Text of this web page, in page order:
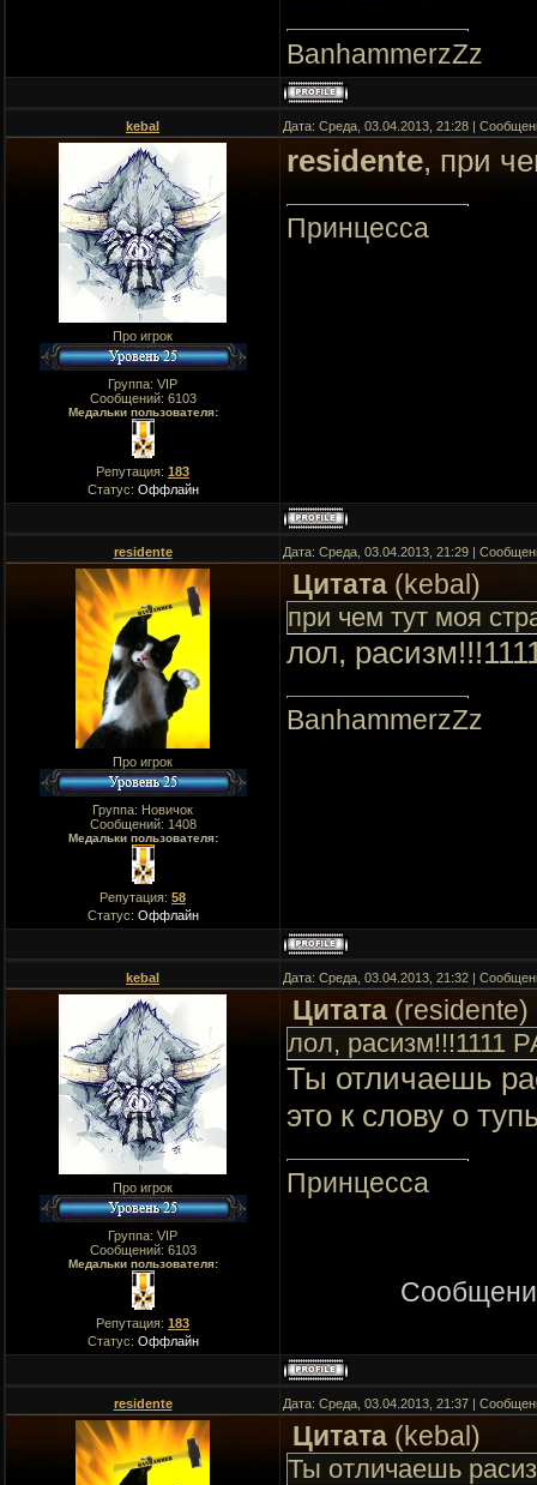
BanhammerzZz
kebal Дата: Среда, 03.04.2013, 21:28 |
Про игрок
Группа: VIP
Сообщений: 6103
Медальки пользователя:
Репутация: 183
Статус: Оффлайн
residente, при
Принцесса
residente Дата: Среда, 03.04.2013, 21:29 |
Про игрок
Группа: Новичок
Сообщений: 1408
Медальки пользователя:
Репутация: 58
Статус: Оффлайн
Цитата (kebal)
при чем тут моя
лол,
BanhammerzZz
kebal Дата: Среда, 03.04.2013, 21:32 |
Про игрок
Группа: VIP
Сообщений: 6103
Медальки пользователя:
Репутация: 183
Статус: Оффлайн
Цитата (residente)
лол, расизм!!!1111
Ты отличаешь
это к слову о
Принцесса
residente Дата: Среда, 03.04.2013, 21:37 |
Цитата (kebal)
Ты отличаешь